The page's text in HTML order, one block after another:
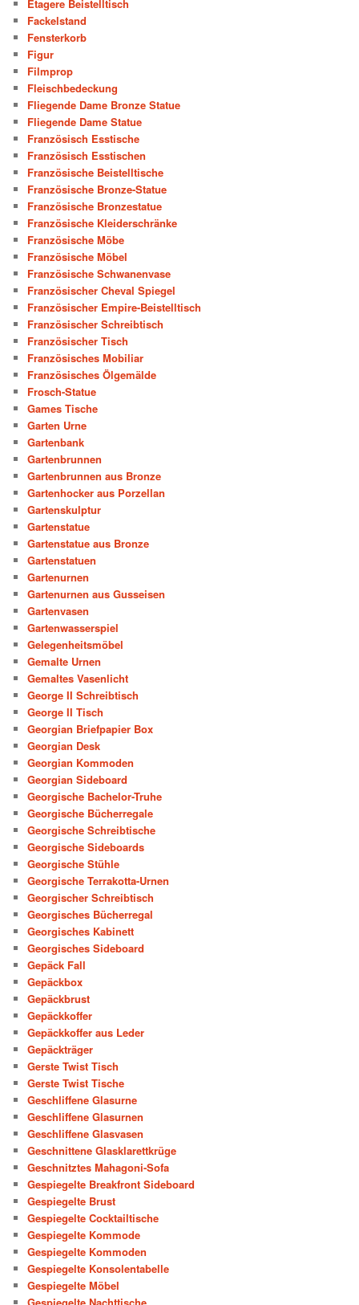
Etagere Beistelltisch
Fackelstand
Fensterkorb
Figur
Filmprop
Fleischbedeckung
Fliegende Dame Bronze Statue
Fliegende Dame Statue
Französisch Esstische
Französisch Esstischen
Französische Beistelltische
Französische Bronze-Statue
Französische Bronzestatue
Französische Kleiderschränke
Französische Möbe
Französische Möbel
Französische Schwanenvase
Französischer Cheval Spiegel
Französischer Empire-Beistelltisch
Französischer Schreibtisch
Französischer Tisch
Französisches Mobiliar
Französisches Ölgemälde
Frosch-Statue
Games Tische
Garten Urne
Gartenbank
Gartenbrunnen
Gartenbrunnen aus Bronze
Gartenhocker aus Porzellan
Gartenskulptur
Gartenstatue
Gartenstatue aus Bronze
Gartenstatuen
Gartenurnen
Gartenurnen aus Gusseisen
Gartenvasen
Gartenwasserspiel
Gelegenheitsmöbel
Gemalte Urnen
Gemaltes Vasenlicht
George II Schreibtisch
George II Tisch
Georgian Briefpapier Box
Georgian Desk
Georgian Kommoden
Georgian Sideboard
Georgische Bachelor-Truhe
Georgische Bücherregale
Georgische Schreibtische
Georgische Sideboards
Georgische Stühle
Georgische Terrakotta-Urnen
Georgischer Schreibtisch
Georgisches Bücherregal
Georgisches Kabinett
Georgisches Sideboard
Gepäck Fall
Gepäckbox
Gepäckbrust
Gepäckkoffer
Gepäckkoffer aus Leder
Gepäckträger
Gerste Twist Tisch
Gerste Twist Tische
Geschliffene Glasurne
Geschliffene Glasurnen
Geschliffene Glasvasen
Geschnittene Glasklarettkrüge
Geschnitztes Mahagoni-Sofa
Gespiegelte Breakfront Sideboard
Gespiegelte Brust
Gespiegelte Cocktailtische
Gespiegelte Kommode
Gespiegelte Kommoden
Gespiegelte Konsolentabelle
Gespiegelte Möbel